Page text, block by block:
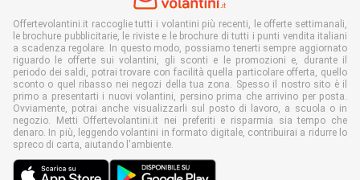
Offertevolantini.it raccoglie tutti i volantini più recenti, le offerte settimanali,
le brochure pubblicitarie, le riviste e le brochure di tutti i punti vendita italiani
a scadenza regolare. In questo modo, possiamo tenerti sempre aggiornato
riguardo le offerte sui volantini, gli sconti e le promozioni e, durante il
periodo dei saldi, potrai trovare con facilità quella particolare offerta, quello
sconto o quel ribasso nei negozi della tua zona. Spesso il nostro sito è il
primo a presentarti i nuovi volantini, persino prima che arrivino per posta.
Ovviamente, potrai anche visualizzarli sul posto di lavoro, a scuola o in
negozio. Metti Offertevolantini.it nei preferiti e risparmia sia tempo che
denaro. In più, leggendo volantini in formato digitale, contribuirai a ridurre lo
spreco di carta, aiutando l'ambiente.